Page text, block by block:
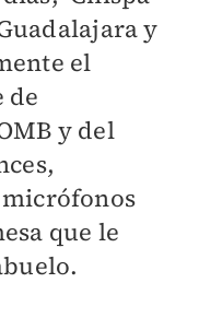
y
el
de
y del
que le